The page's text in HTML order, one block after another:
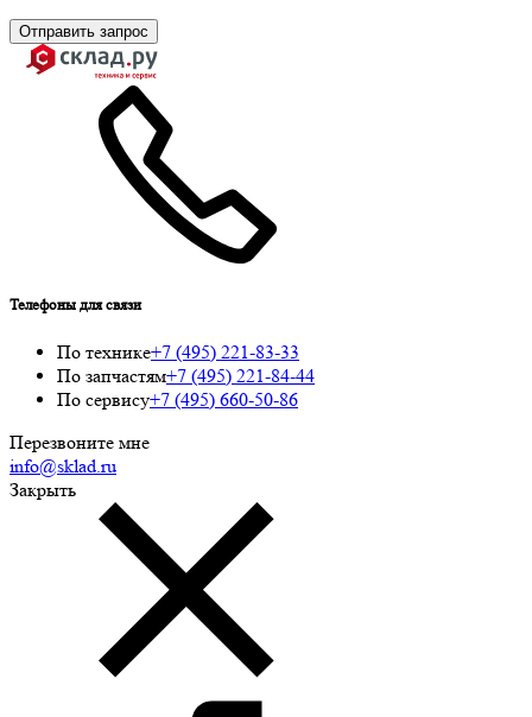
Отправить запрос
Телефоны для связи
По технике+7 (495) 221-83-33
По запчастям+7 (495) 221-84-44
По сервису+7 (495) 660-50-86
Перезвоните мне
info@sklad.ru
Закрыть